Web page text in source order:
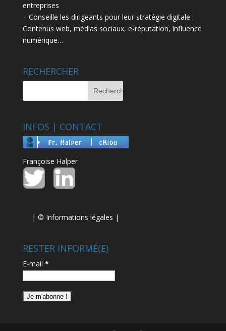
entreprises
– Conseille les dirigeants pour leur stratégie digitale :
Contenus web, médias sociaux, e-réputation, influence
numérique…
RECHERCHER
INFOS | CONTACT
Françoise Halper
| © Informations légales |
RESTER INFORMÉ(E)
E-mail *